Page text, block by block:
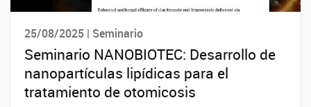
25/08/2025 | Seminario
Seminario NANOBIOTEC: Desarrollo de
nanopartículas lipídicas para el
tratamiento de otomicosis